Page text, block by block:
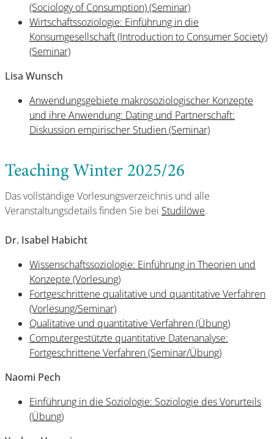
(Sociology of Consumption) (Seminar)
Wirtschaftssoziologie: Einführung in die
Konsumgesellschaft (Introduction to Consumer Society)
(Seminar)
Lisa Wunsch
Anwendungsgebiete makrosoziologischer Konzepte
und ihre Anwendung: Dating und Partnerschaft:
Diskussion empirischer Studien (Seminar)
Teaching Winter 2025/26
Das vollständige Vorlesungsverzeichnis und alle
Veranstaltungsdetails finden Sie bei Studilöwe.
Dr. Isabel Habicht
Wissenschaftssoziologie: Einführung in Theorien und
Konzepte (Vorlesung)
Fortgeschrittene qualitative und quantitative Verfahren
(Vorlesung/Seminar)
Qualitative und quantitative Verfahren (Übung)
Computergestützte quantitative Datenanalyse:
Fortgeschrittene Verfahren (Seminar/Übung)
Naomi Pech
Einführung in die Soziologie: Soziologie des Vorurteils
(Übung)